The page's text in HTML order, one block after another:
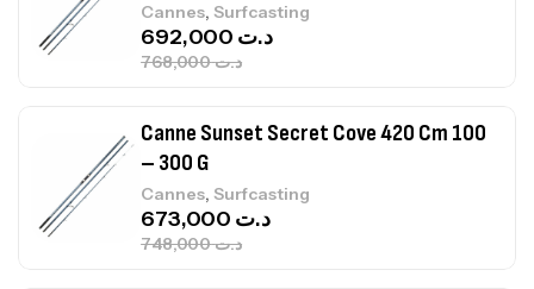
Cannes, Surfcasting
د.ت748,000
د.ت 673,000
Canne Jigging Sunset Massive Attack
1.83m 120/250gr 30kg
Cannes, Jigging
د.ت379,000
د.ت340,000